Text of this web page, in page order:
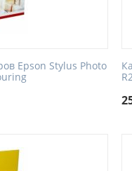
Epson Stylus Photo